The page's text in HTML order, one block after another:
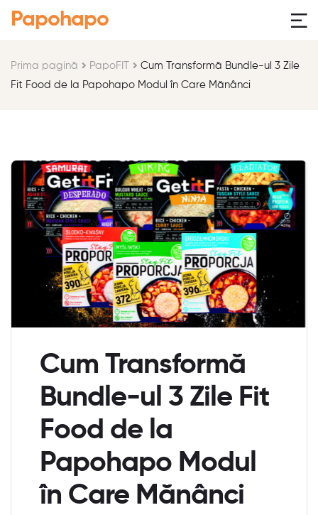
Papohapo
Prima pagină PapoFIT
Cum Transformă Bundle-ul 3 Zile
Fit Food de la Papohapo Modul în Care Mănânci
Cum Transformă
Bundle-ul 3 Zile Fit
Food de la
Papohapo Modul
în Care Mănânci